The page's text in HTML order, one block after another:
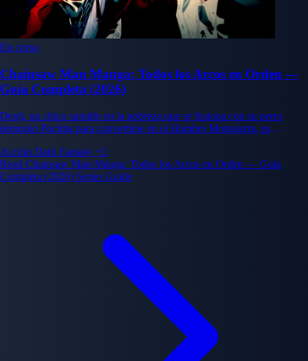
En curso
Chainsaw Man Manga: Todos los Arcos en Orden —
Guía Completa (2026)
Denji, un chico sumido en la pobreza que se fusiona con su perro
demonio Pochita para convertirse en el Hombre Motosierra, es
Seguridad Pública. Su desesperado deseo de una vida normal —
comida, amor, calor — choca con amenazas demoníacas cada vez más
apocalípticas.
Acción Dark Fantasy +2
Read Chainsaw Man Manga: Todos los Arcos en Orden — Guía
Completa (2026) Series Guide